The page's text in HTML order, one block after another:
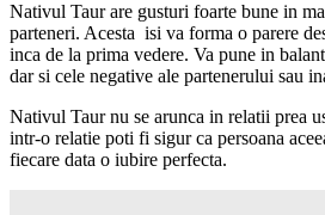
Nativul Taur are gusturi foarte bune in
parteneri. Acesta isi va forma o parere
inca de la prima vedere. Va pune in
dar si cele negative ale partenerului sau
Nativul Taur nu se arunca in relatii prea
intr-o relatie poti fi sigur ca persoana
fiecare data o iubire perfecta.